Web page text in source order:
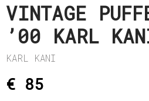
VINTAGE
’00 KARL
KARL KANI
€ 85